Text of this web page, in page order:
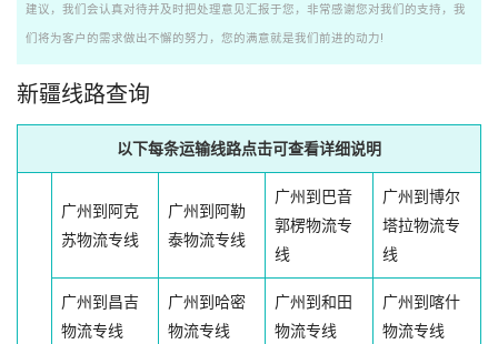
建议，我们会认真对待并及时把处理意见汇报于您，非常感谢您对我们的支持，我
们将为客户的需求做出不懈的努力，您的满意就是我们前进的动力!
新疆线路查询
以下每条运输线路点击可查看详细说明
广州到阿克
苏物流专线
广州到阿勒
泰物流专线
广州到巴音
郭楞物流专
线
广州到博尔
塔拉物流专
线
广州到昌吉
物流专线
广州到哈密
物流专线
广州到和田
物流专线
广州到喀什
物流专线